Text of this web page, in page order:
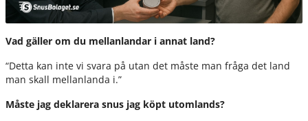
Vad gäller om du mellanlandar i annat land?
“Detta kan inte vi svara på utan det måste man fråga det land
man skall mellanlanda i.”
Måste jag deklarera snus jag köpt utomlands?